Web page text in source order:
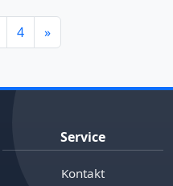
4 »
Service
Kontakt